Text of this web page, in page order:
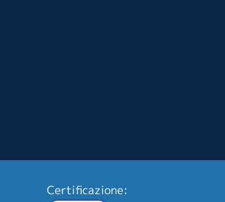
Certificazione: